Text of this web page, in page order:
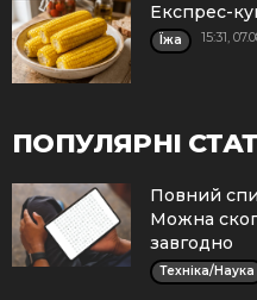
Експрес-
Їжа 15:31,
ПОПУЛЯРНІ
Повний
Можна
завгодно
Техніка/Наука